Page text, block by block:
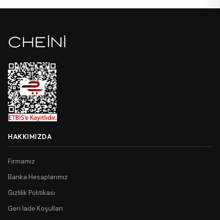
HAKKIMIZDA
Firmamız
Banka Hesaplarımız
Gizlilik Politikası
Geri İade Koşulları